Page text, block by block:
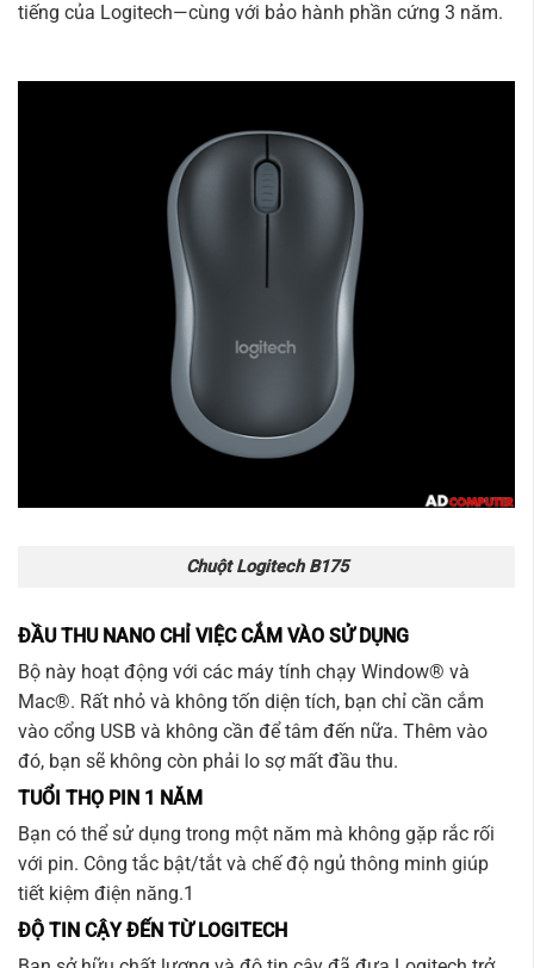
tiếng của Logitech—cùng với bảo hành phần cứng 3 năm.
Chuột Logitech B175
ĐẦU THU NANO CHỈ VIỆC CẮM VÀO SỬ DỤNG
Bộ này hoạt động với các máy tính chạy Window® và
Mac®. Rất nhỏ và không tốn diện tích, bạn chỉ cần cắm
vào cổng USB và không cần để tâm đến nữa. Thêm vào
đó, bạn sẽ không còn phải lo sợ mất đầu thu.
TUỔI THỌ PIN 1 NĂM
Bạn có thể sử dụng trong một năm mà không gặp rắc rối
với pin. Công tắc bật/tắt và chế độ ngủ thông minh giúp
tiết kiệm điện năng.1
ĐỘ TIN CẬY ĐẾN TỪ LOGITECH